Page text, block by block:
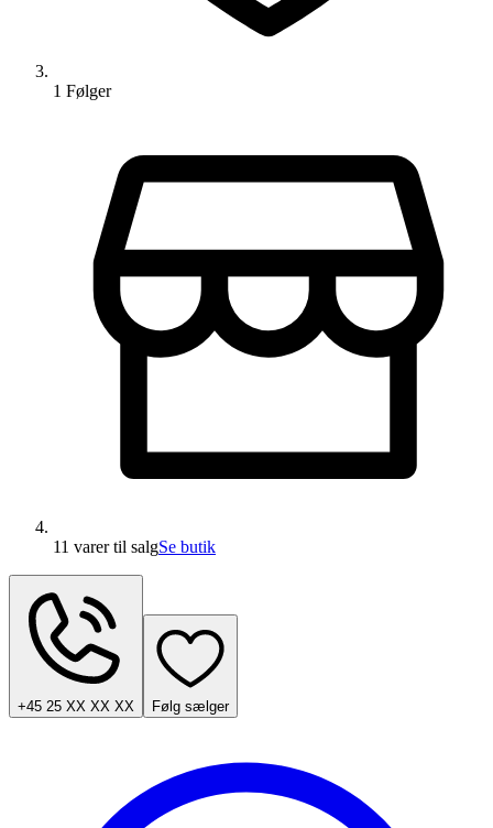
1 Følger
11 varertil salgSe butik
+45 25 XX XX XX Følg sælger